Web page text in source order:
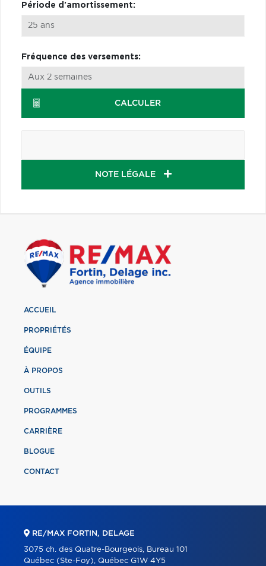
Période d'amortissement:
Fréquence des versements:
CALCULER
NOTE LÉGALE
ACCUEIL
PROPRIÉTÉS
ÉQUIPE
À PROPOS
OUTILS
PROGRAMMES
CARRIÈRE
BLOGUE
CONTACT
RE/MAX FORTIN, DELAGE
3075 ch. des Quatre-Bourgeois, Bureau 101
Québec (Ste-Foy), Québec G1W 4Y5